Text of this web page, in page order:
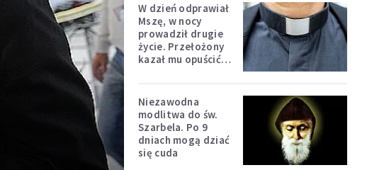
W dzień odprawiał
Mszę, w nocy
prowadził drugie
życie. Przełożony
kazał mu opuścić
Niezawodna
modlitwa do św.
Szarbela. Po 9
dniach mogą dziać
się cuda